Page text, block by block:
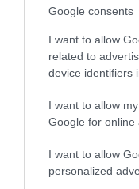
Google consents
I want to allow
related to
device identifiers
I want to allow
Google for online
I want to allow
personalized
Απειλή για ΝΔ
«November rain»